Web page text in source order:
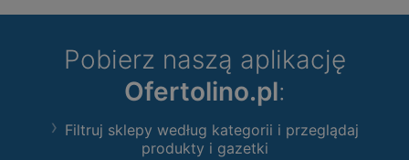
Pobierz naszą aplikację
Ofertolino.pl:
Filtruj sklepy według kategorii i przeglądaj
produkty i gazetki